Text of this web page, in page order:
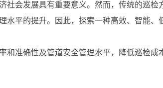
会发展具有重要意义。然而，传统的巡检
平的提升。因此，探索一种高效、智能、
准确性及管道安全管理水平，降低巡检成